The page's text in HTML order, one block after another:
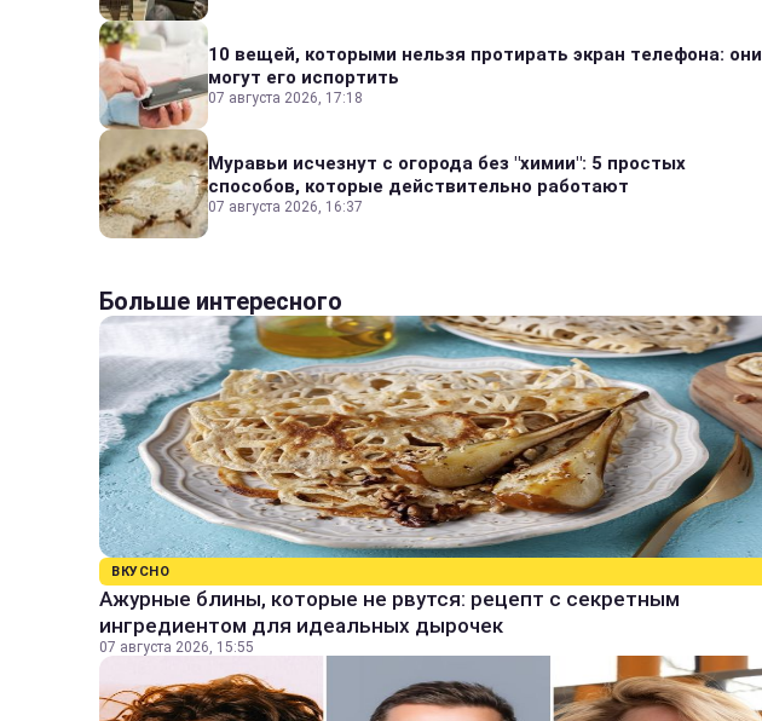
10 вещей, которыми нельзя протирать экран телефона: они
могут его испортить
07 августа 2026, 17:18
Муравьи исчезнут с огорода без "химии": 5 простых
способов, которые действительно работают
07 августа 2026, 16:37
Больше интересного
ВКУСНО
Ажурные блины, которые не рвутся: рецепт с секретным
ингредиентом для идеальных дырочек
07 августа 2026, 15:55